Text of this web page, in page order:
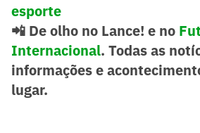
esporte
📲 De olho no Lance! e no
Internacional. Todas as
informações e
lugar.